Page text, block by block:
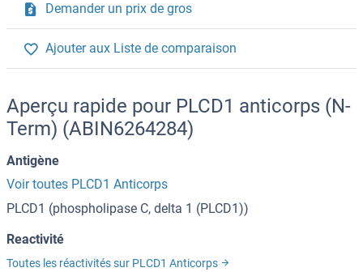
Demander un prix de gros
Ajouter aux Liste de comparaison
Aperçu rapide pour PLCD1 anticorps (N-
Term) (ABIN6264284)
Antigène
Voir toutes PLCD1 Anticorps
PLCD1 (phospholipase C, delta 1 (PLCD1))
Reactivité
Toutes les réactivités sur PLCD1 Anticorps